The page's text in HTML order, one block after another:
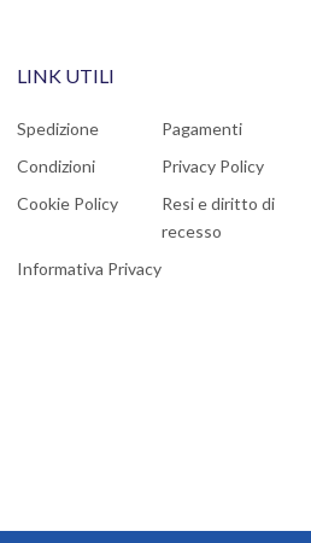
LINK UTILI
Spedizione
Pagamenti
Condizioni
Privacy Policy
Cookie Policy
Resi e diritto di
recesso
Informativa Privacy